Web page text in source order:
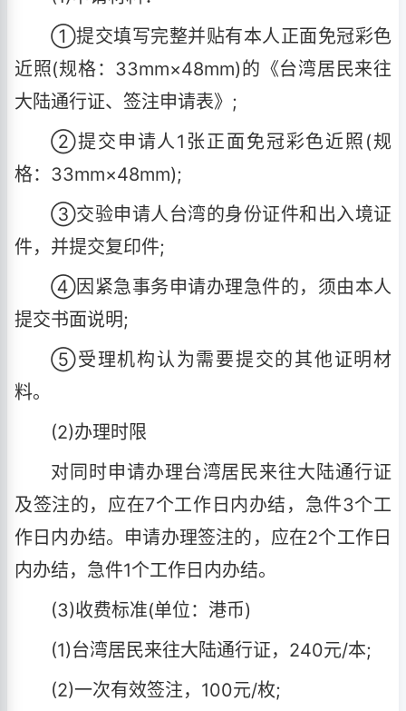
①提交填写完整并贴有本人正面免冠彩色
近照(规格：33mm×48mm)的《台湾居民来往
大陆通行证、签注申请表》;
②提交申请人1张正面免冠彩色近照(规
格：33mm×48mm);
③交验申请人台湾的身份证件和出入境证
件，并提交复印件;
④因紧急事务申请办理急件的，须由本人
提交书面说明;
⑤受理机构认为需要提交的其他证明材
料。
(2)办理时限
对同时申请办理台湾居民来往大陆通行证
及签注的，应在7个工作日内办结，急件3个工
作日内办结。申请办理签注的，应在2个工作日
内办结，急件1个工作日内办结。
(3)收费标准(单位：港币)
(1)台湾居民来往大陆通行证，240元/本;
(2)一次有效签注，100元/枚;